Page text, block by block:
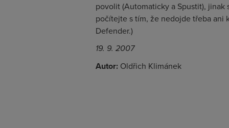
povolit (Automaticky a Spustit), jinak
počítejte s tím, že nedojde třeba ani
Defender.)
19. 9. 2007
Autor: Oldřich Klimánek